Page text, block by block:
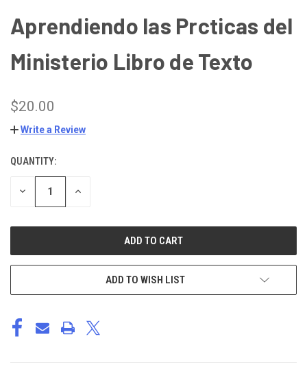
Aprendiendo las Prcticas del
Ministerio Libro de Texto
$20.00
Write a Review
CURRENT
STOCK:
QUANTITY:
DECREASE INCREASE
ADD TO WISH LIST